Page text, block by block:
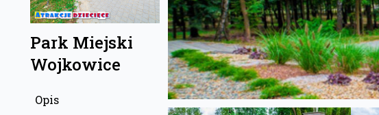
Park Miejski
Wojkowice
Opis